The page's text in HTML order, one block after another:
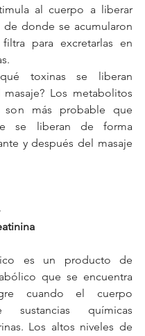
al cuerpo a liberar
de donde se acumularon
para excretarlas en
toxinas se liberan
Los metabolitos
más probable que
se liberan de forma
y después del masaje
es un producto de
que se encuentra
cuando el cuerpo
sustancias químicas
Los altos niveles de